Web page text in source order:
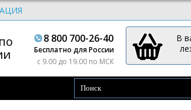
8 800 700-26-40
Бесплатно для России
c 9.00 до 19.00 по МСК
В